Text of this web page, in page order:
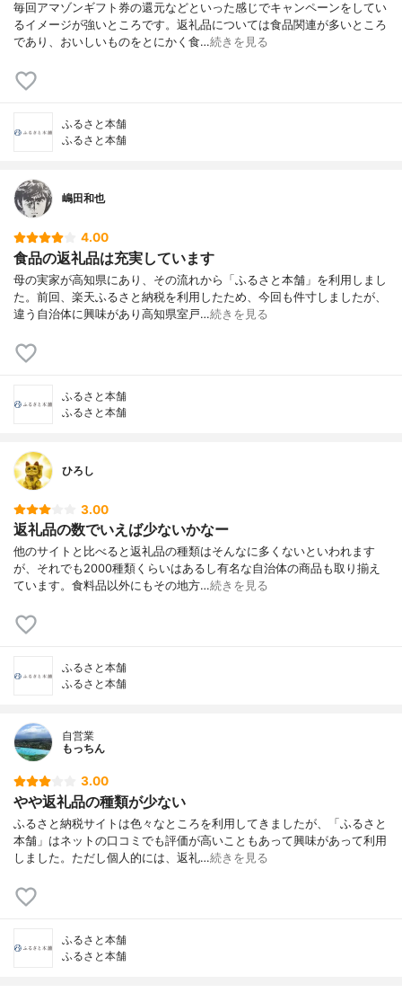
毎回アマゾンギフト券の還元などといった感じでキャンペーンをしてい
るイメージが強いところです。返礼品については食品関連が多いところ
であり、おいしいものをとにかく食…続きを見る
ふるさと本舗
ふるさと本舗
嶋田和也
4.00
食品の返礼品は充実しています
母の実家が高知県にあり、その流れから「ふるさと本舗」を利用しまし
た。前回、楽天ふるさと納税を利用したため、今回も件寸しましたが、
違う自治体に興味があり高知県室戸…続きを見る
ふるさと本舗
ふるさと本舗
ひろし
3.00
返礼品の数でいえば少ないかなー
他のサイトと比べると返礼品の種類はそんなに多くないといわれます
が、それでも2000種類くらいはあるし有名な自治体の商品も取り揃え
ています。食料品以外にもその地方…続きを見る
ふるさと本舗
ふるさと本舗
自営業
もっちん
3.00
やや返礼品の種類が少ない
ふるさと納税サイトは色々なところを利用してきましたが、「ふるさと
本舗」はネットの口コミでも評価が高いこともあって興味があって利用
しました。ただし個人的には、返礼…続きを見る
ふるさと本舗
ふるさと本舗